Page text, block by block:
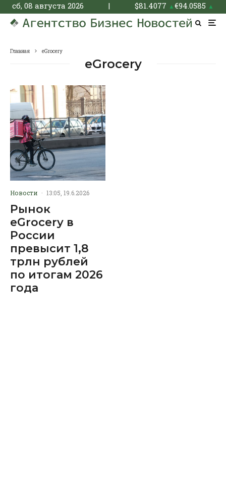
сб, 08 августа 2026 | $81.4077 ▲€94.0585 ▲
Главная eGrocery
eGrocery
Новости · 13:05, 19.6.2026
Рынок
eGrocery в
России
превысит 1,8
трлн рублей
по итогам 2026
года